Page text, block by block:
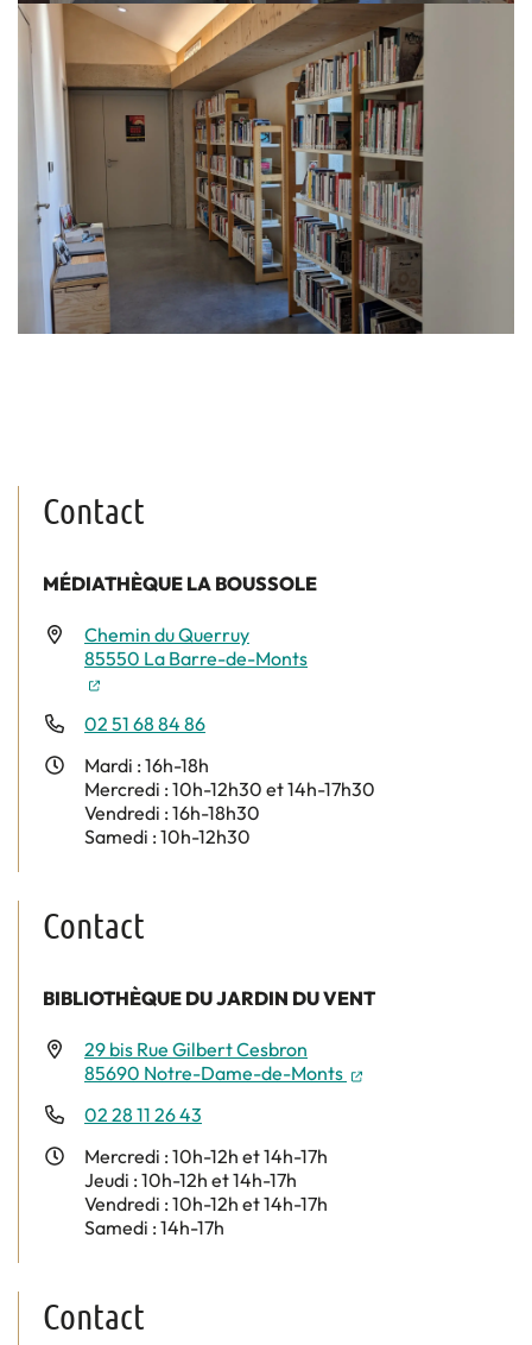
Contact
MÉDIATHÈQUE LA BOUSSOLE
Chemin du Querruy
85550 La Barre-de-Monts
(nouvelle fenêtre)
02 51 68 84 86
Mardi : 16h-18h
Mercredi : 10h-12h30 et 14h-17h30
Vendredi : 16h-18h30
Samedi : 10h-12h30
Contact
BIBLIOTHÈQUE DU JARDIN DU VENT
29 bis Rue Gilbert Cesbron
85690 Notre-Dame-de-Monts
(nouvelle fenêtre)
02 28 11 26 43
Mercredi : 10h-12h et 14h-17h
Jeudi : 10h-12h et 14h-17h
Vendredi : 10h-12h et 14h-17h
Samedi : 14h-17h
Contact